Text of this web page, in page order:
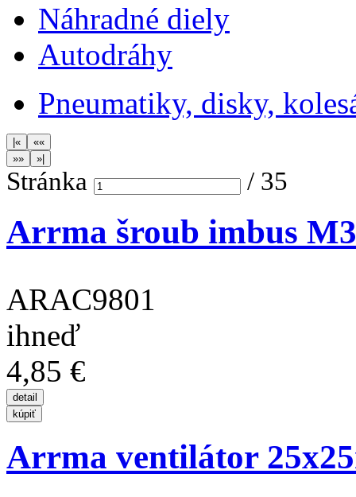
Náhradné diely
Autodráhy
Pneumatiky, disky,
Stránka / 35
Arrma šroub imbus
ARAC9801
ihneď
4,85 €
Arrma ventilátor